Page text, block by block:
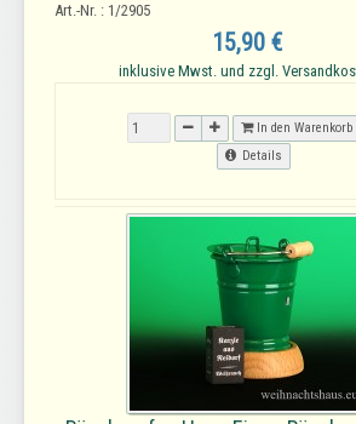
Art.-Nr. : 1/2905
15,90 €
inklusive Mwst. und zzgl.
In den Warenkorb
Details